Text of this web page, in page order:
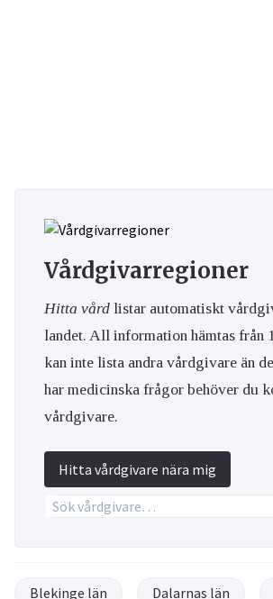
Vårdgivarregioner
Hitta vård listar automatiskt
landet. All information hämtas från
kan inte lista andra vårdgivare än
har medicinska frågor behöver du
vårdgivare.
Hitta vårdgivare nära mig
Blekinge län Dalarnas län